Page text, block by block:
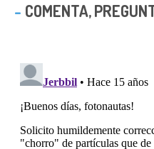
COMENTA,